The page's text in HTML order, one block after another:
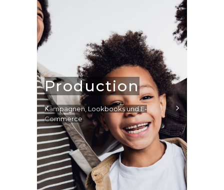
Production
Kampagnen, Lookbooks und E-
Commerce